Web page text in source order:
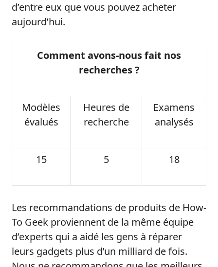
d’entre eux que vous pouvez acheter
aujourd’hui.
Comment avons-nous fait nos
recherches ?
Modèles
évalués
Heures de
recherche
Examens
analysés
15 5 18
Les recommandations de produits de How-
To Geek proviennent de la même équipe
d’experts qui a aidé les gens à réparer
leurs gadgets plus d’un milliard de fois.